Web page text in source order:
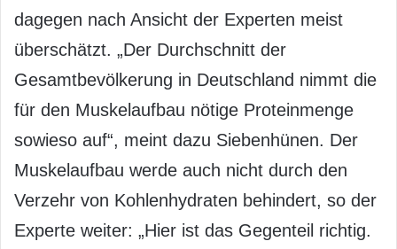
dagegen nach Ansicht der Experten meist
überschätzt. „Der Durchschnitt der
Gesamtbevölkerung in Deutschland nimmt die
für den Muskelaufbau nötige Proteinmenge
sowieso auf“, meint dazu Siebenhünen. Der
Muskelaufbau werde auch nicht durch den
Verzehr von Kohlenhydraten behindert, so der
Experte weiter: „Hier ist das Gegenteil richtig.